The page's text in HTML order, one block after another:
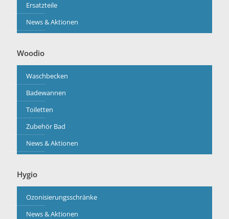
Ersatzteile
News & Aktionen
Woodio
Waschbecken
Badewannen
Toiletten
Zubehör Bad
News & Aktionen
Hygio
Ozonisierungsschränke
News & Aktionen